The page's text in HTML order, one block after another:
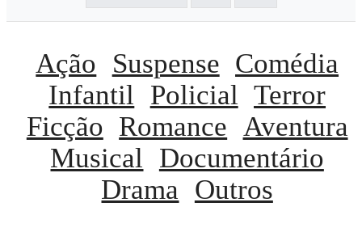
Ação Suspense Comédia
Infantil
Policial Terror
Ficção Romance Aventura
Musical
Documentário
Drama
Outros